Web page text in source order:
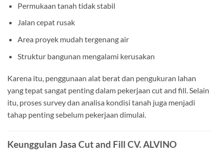
Permukaan tanah tidak stabil
Jalan cepat rusak
Area proyek mudah tergenang air
Struktur bangunan mengalami kerusakan
Karena itu, penggunaan alat berat dan pengukuran lahan
yang tepat sangat penting dalam pekerjaan cut and fill. Selain
itu, proses survey dan analisa kondisi tanah juga menjadi
tahap penting sebelum pekerjaan dimulai.
Keunggulan Jasa Cut and Fill CV. ALVINO